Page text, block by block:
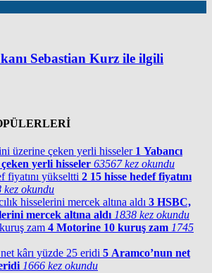
Sebastian Kurz ile ilgili
1 Yabancı
yerli hisseler 63567 kez okundu
2 15 hisse hedef fiyatını
kez okundu
3 HSBC,
mercek altına aldı 1838 kez okundu
4 Motorine 10 kuruş zam 1745
5 Aramco’nun net
1666 kez okundu